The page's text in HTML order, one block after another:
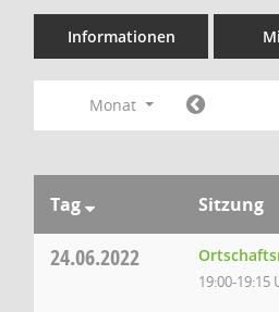
Informationen
Monat
Tag Sitzung
24.06.2022
19:00-19:15